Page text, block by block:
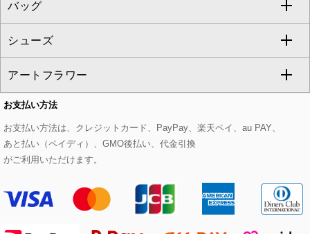
eur3
Maison de CINQ
MK MICHEL KLEIN BAG
HIROKO KOSHINO
パーカー
タンクトップ・キャミソール
スウェット・ジャージー
その他のトップス
サロペット・オールインワン
その他のパンツ
ショート・ミニ丈スカート
その他のスカート
セットアップ
セットアップジャケット
セットアップパンツ
セットアップスカート
セットアップワンピース
ピーコート
ダッフルコート
チェスターコート
モッズコート
ステンカラーコート
ライダースジャケット
マスク
ストール・マフラー・スヌード
ベルト・サスペンダー
帽子
ヘアアクセサリー
ハンカチ・バンダナ
すべてのアクセサリー
ネックレス
ピアス・イヤリング
ブレスレット・バングル
ブローチ・コサージュ
バッグ
すべてのバッグ
トートバッグ
ショルダーバッグ
ボストンバッグ
バックパック・リュック
シューズ
すべてのシューズ
パンプス
スニーカー
フラットシューズ
アートフラワー
すべてのアートフラワー
ローズ
カサブランカ・カラー
お支払い方法
お支払い方法は、クレジットカード、PayPay、楽天ペイ、au PAY、
あと払い（ペイディ）、GMO後払い、代金引換
がご利用いただけます。